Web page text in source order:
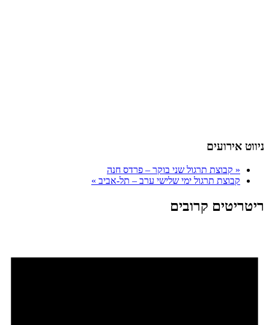
ניווט אירועים
« קבוצת תרגול שני בוקר – פרדס חנה
קבוצת תרגול ימי שלישי ערב – תל-אביב »
ריטריטים קרובים